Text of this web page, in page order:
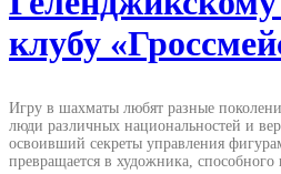
клубу
Игру в шахматы любят разные
люди различных национальностей и
освоивший секреты управления
превращается в художника,